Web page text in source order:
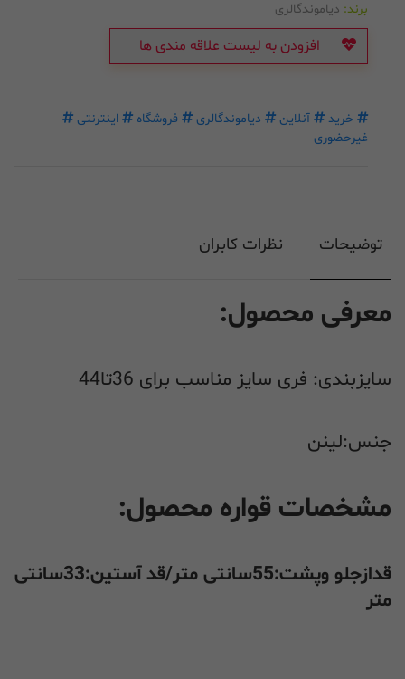
برند: دیاموندگالری
افزودن به لیست علاقه مندی ها
خرید آنلاین دیاموندگالری فروشگاه
اینترنتی
غیرحضوری
توضیحات نظرات کابران
معرفی محصول:
سایزبندی: فری سایز مناسب برای 36تا44
جنس:لینن
مشخصات قواره محصول:
قدازجلو وپشت:55سانتی متر/قد آستین:33سانتی
متر